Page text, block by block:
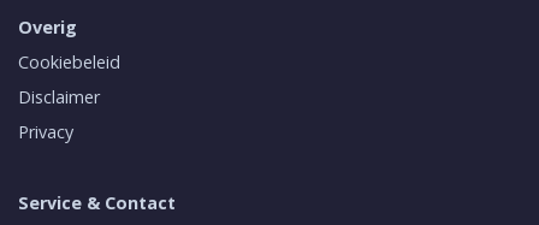
Overig
Cookiebeleid
Disclaimer
Privacy
Service & Contact